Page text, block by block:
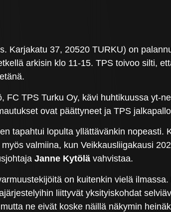
Karjakatu 37, 20520 TURKU) on
arkisin klo 11-15. TPS toivoo silti,
FC TPS Turku Oy, kävi huhtikuussa yt-
ovat päättyneet ja TPS
tapahtui lopulta yllättävänkin
valmiina, kun Veikkausliigakausi
Janne Kytölä vahvistaa.
on kuitenkin vielä
liittyvät yksityiskohdat
ne eivät koske näillä näkymin